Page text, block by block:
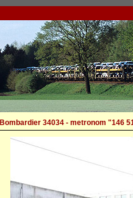
Bombardier 34034 - metronom "146